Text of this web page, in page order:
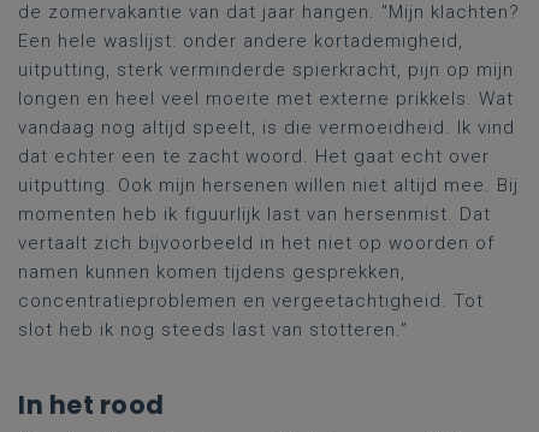
de zomervakantie van dat jaar hangen. "Mijn klachten?
Een hele waslijst: onder andere kortademigheid,
uitputting, sterk verminderde spierkracht, pijn op mijn
longen en heel veel moeite met externe prikkels. Wat
vandaag nog altijd speelt, is die vermoeidheid. Ik vind
dat echter een te zacht woord. Het gaat echt over
uitputting. Ook mijn hersenen willen niet altijd mee. Bij
momenten heb ik figuurlijk last van hersenmist. Dat
vertaalt zich bijvoorbeeld in het niet op woorden of
namen kunnen komen tijdens gesprekken,
concentratieproblemen en vergeetachtigheid. Tot
slot heb ik nog steeds last van stotteren.”
In het rood